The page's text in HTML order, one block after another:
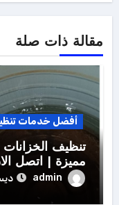
مقالة ذات صلة
أفضل خدمات
تنظيف
مميزة | اتصل الان
admin